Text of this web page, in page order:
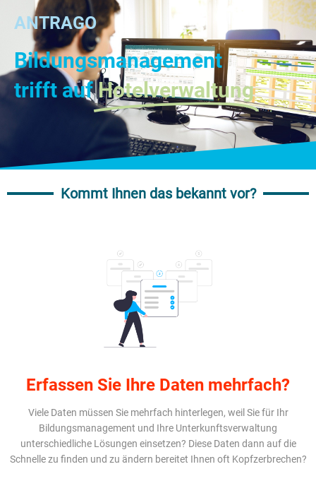
ANTRAGO
Bildungsmanagement
trifft auf Hotelverwaltung
Kommt Ihnen das bekannt vor?
Erfassen Sie Ihre Daten mehrfach?
Viele Daten müssen Sie mehrfach hinterlegen, weil Sie für Ihr
Bildungsmanagement und Ihre Unterkunftsverwaltung
unterschiedliche Lösungen einsetzen? Diese Daten dann auf die
Schnelle zu finden und zu ändern bereitet Ihnen oft Kopfzerbrechen?